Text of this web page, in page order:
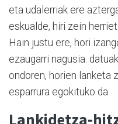
eta udalerriak ere
eskualde, hiri zein
Hain justu ere, hori
ezaugarri nagusia:
ondoren, horien lanketa
esparrura egokituko da.
Lankidetza-